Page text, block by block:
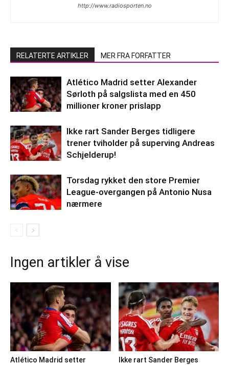
http://www.radiosporten.no
RELATERTE ARTIKLER MER FRA FORFATTER
Atlético Madrid setter Alexander
Sørloth på salgslista med en 450
millioner kroner prislapp
Ikke rart Sander Berges tidligere
trener tviholder på superving Andreas
Schjelderup!
Torsdag rykket den store Premier
League-overgangen på Antonio Nusa
nærmere
Ingen artikler å vise
Atlético Madrid setter
Ikke rart Sander Berges